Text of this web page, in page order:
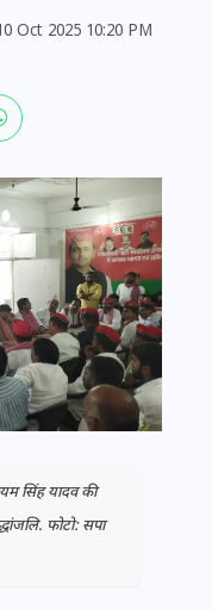
Oct 2025 10:20 PM
सिंह यादव की
फोटो: सपा